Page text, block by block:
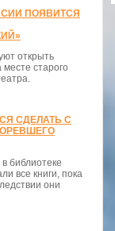
ПОЯВИТСЯ
открыть
старого
СДЕЛАТЬ С
библиотеке
все книги, пока
они